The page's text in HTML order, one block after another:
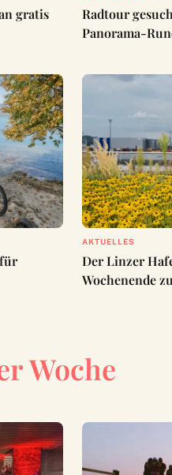
gratis
Radtour
Panorama-
AKTUELLES
Der Linzer
Wochenende
Woche